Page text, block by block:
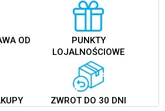
OD
PUNKTY
LOJALNOŚCIOWE
ZWROT DO 30 DNI